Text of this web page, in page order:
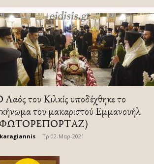
Λαός του Κιλκίς υποδέχθηκε το
του μακαριστού Εμμανουήλ
Τρ 02-Μαρ-2021